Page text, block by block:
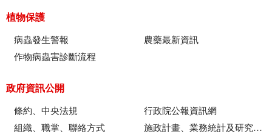
植物保護
病蟲發生警報
農藥最新資訊
作物病蟲害診斷流程
政府資訊公開
條約、中央法規
行政院公報資訊網
組織、職掌、聯絡方式
施政計畫、業務統計及研究報告